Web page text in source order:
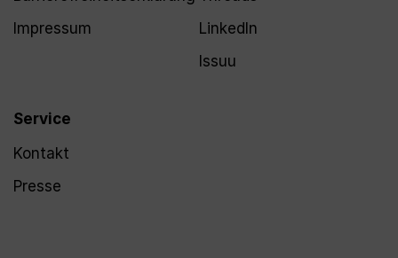
Impressum
Service
Kontakt
Presse
LinkedIn
Issuu